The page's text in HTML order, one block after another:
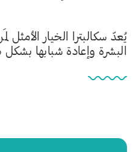
يُعدّ سكالبترا الخيار
البشرة وإعادة شبابها